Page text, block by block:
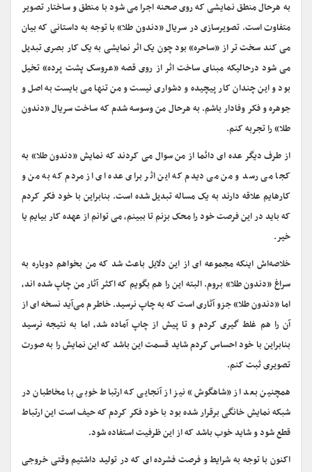
به هرحال منطق نمایشی که روی صحنه اجرا می شود با منطق و ساختار تصویر
متفاوت است. تصویرسازی در سریال «دندون طلا» با توجه به داستانی که بیان
می کند سخت تر از «ساحره» بود چون یک اثر نمایشی به یک کار بصری تبدیل
می شود درحالیکه مبنای ساخت اثر از روی قصه «عروسک پشت پرده» تخیل
بود و این چندان کار پیچیده و دشواری نیست و من تنها می بایست به اصل و
جوهره و فکر وفادار باشم. به هرحال من وسوسه شدم که ساخت سریال «دندون
طلا» را تجربه کنم.
از طرف دیگر عده ای دائما از من سوال می کردند که نمایش «دندون طلا» به
کجا می رسد و من می دیدم که این اثر برای عده ای از مردم که به من و
کارهایم علاقه دارند به یک مساله تبدیل شده است. بنابراین با خود فکر کردم
که باید در این فرصت خود را محک بزنم تا ببینم، می توانم از عهده کار بیایم یا
خیر.
خلاصه‌اش اینکه مجموعه ای از این دلایل باعث شد که من بخواهم دوباره به
سراغ «دندون طلا» بروم. البته این را هم بگویم که اکثر آثار من چاپ شده اند،
اما «دندون طلا» جزو آثاری است که به چاپ نرسید. خاطرم می‌آید نسخه ای از
آن را هم غلط گیری کردم و تا پیش از چاپ آماده شد، اما به نتیجه نرسید
بنابراین با خود احساس کردم شاید قسمت این باشد که این نمایش را به صورت
تصویری ثبت کنم.
همچنین بعد از «شاهگوش» نیز از آنجایی که ارتباط خوبی با مخاطبان در
شبکه نمایش خانگی برقرار شده بود با خود فکر کردم که حیف است این ارتباط
قطع شود و شاید خوب باشد که از این ظرفیت استفاده شود.
اکنون با توجه به شرایط و فرصت فشرده ای که در تولید داشتیم وقتی خروجی